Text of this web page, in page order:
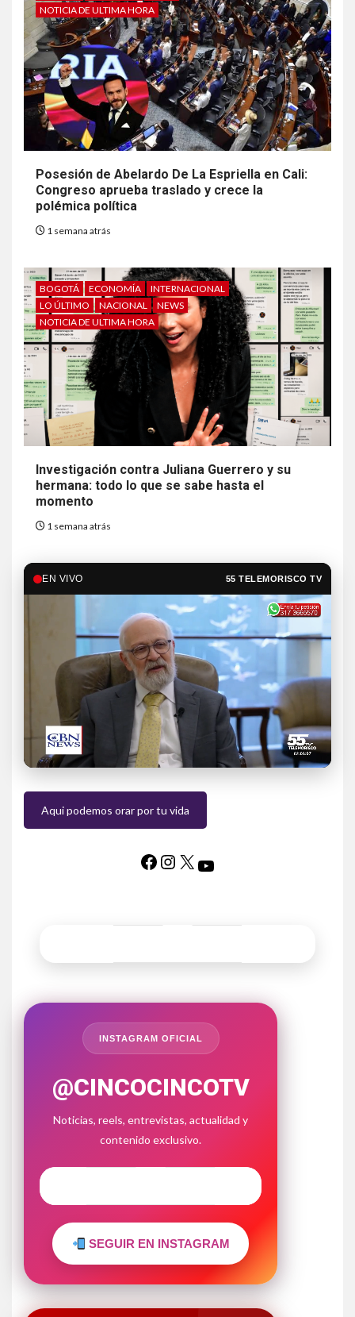
NOTICIA DE ULTIMA HORA
Posesión de Abelardo De La Espriella en Cali:
Congreso aprueba traslado y crece la
polémica política
1 semana atrás
BOGOTÁ ECONOMÍA
INTERNACIONAL
LO ÚLTIMO
NACIONAL
NEWS
NOTICIA DE ULTIMA HORA
Investigación contra Juliana Guerrero y su
hermana: todo lo que se sabe hasta el
momento
1 semana atrás
EN VIVO 55 TELEMORISCO TV
Aqui podemos orar por tu vida
INSTAGRAM OFICIAL
@CINCOCINCOTV
Noticias, reels, entrevistas, actualidad y
contenido exclusivo.
SEGUIR EN INSTAGRAM